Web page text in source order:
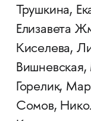
Трушкина,
Елизавета
Киселева,
Горелик,
Сомов,